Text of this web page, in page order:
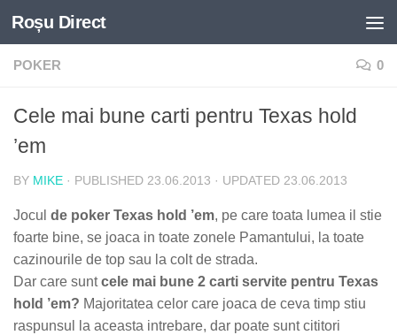
Skip to content
Roșu Direct
POKER 0
Cele mai bune carti pentru Texas hold
’em
BY MIKE · PUBLISHED 23.06.2013 · UPDATED 23.06.2013
Jocul de poker Texas hold ’em, pe care toata lumea il stie
foarte bine, se joaca in toate zonele Pamantului, la toate
cazinourile de top sau la colt de strada.
Dar care suntcele mai bune 2 carti servite pentru Texas
hold ’em? Majoritatea celor care joaca de ceva timp stiu
raspunsul la aceasta intrebare, dar poate sunt cititori